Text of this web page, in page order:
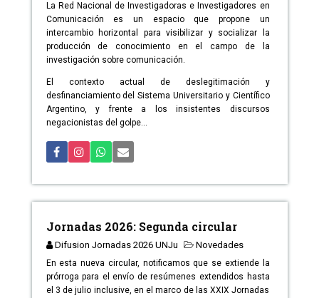
La Red Nacional de Investigadoras e Investigadores en
Comunicación es un espacio que propone un
intercambio horizontal para visibilizar y socializar la
producción de conocimiento en el campo de la
investigación sobre comunicación.
El contexto actual de deslegitimación y
desfinanciamiento del Sistema Universitario y Científico
Argentino, y frente a los insistentes discursos
negacionistas del golpe...
Jornadas 2026: Segunda circular
Difusion Jornadas 2026 UNJu Novedades
En esta nueva circular, notificamos que se extiende la
prórroga para el envío de resúmenes extendidos hasta
el 3 de julio inclusive, en el marco de las XXIX Jornadas